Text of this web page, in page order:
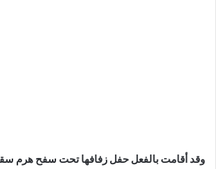
وقد أقامت بالفعل حفل زفافها تحت سفح هرم